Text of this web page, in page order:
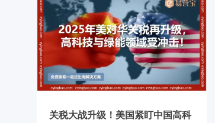
关税大战升级！美国紧盯中国高科